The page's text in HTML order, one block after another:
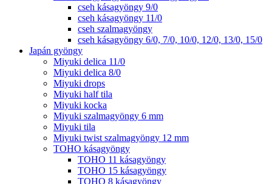
cseh kásagyöngy 9/0
cseh kásagyöngy 11/0
cseh szalmagyöngy
cseh kásagyöngy 6/0, 7/0, 10/0, 12/0, 13/0, 15/0
Japán gyöngy
Miyuki delica 11/0
Miyuki delica 8/0
Miyuki drops
Miyuki half tila
Miyuki kocka
Miyuki szalmagyöngy 6 mm
Miyuki tila
Miyuki twist szalmagyöngy 12 mm
TOHO kásagyöngy
TOHO 11 kásagyöngy
TOHO 15 kásagyöngy
TOHO 8 kásagyöngy